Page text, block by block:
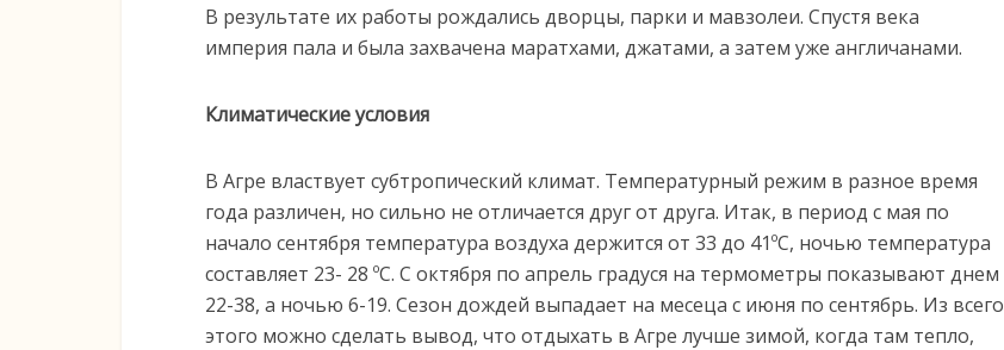
В результате их работы рождались дворцы, парки и мавзолеи. Спустя века
империя пала и была захвачена маратхами, джатами, а затем уже англичанами.
Климатические условия
В Агре властвует субтропический климат. Температурный режим в разное время
года различен, но сильно не отличается друг от друга. Итак, в период с мая по
начало сентября температура воздуха держится от 33 до 41ºС, ночью температура
составляет 23- 28 ºС. С октября по апрель градуся на термометры показывают днем
22-38, а ночью 6-19. Сезон дождей выпадает на месеца с июня по сентябрь. Из всего
этого можно сделать вывод, что отдыхать в Агре лучше зимой, когда там тепло,